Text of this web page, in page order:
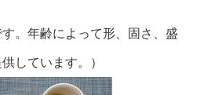
す。年齢によって形、固さ、盛
しています。）